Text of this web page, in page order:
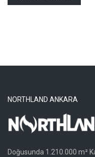
NORTHLAND ANKARA
Doğusunda 1.210.000 m²